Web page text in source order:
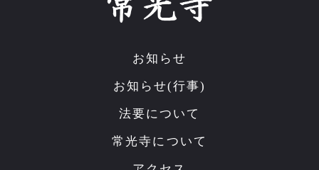
お知らせ
お知らせ(行事)
法要について
常光寺について